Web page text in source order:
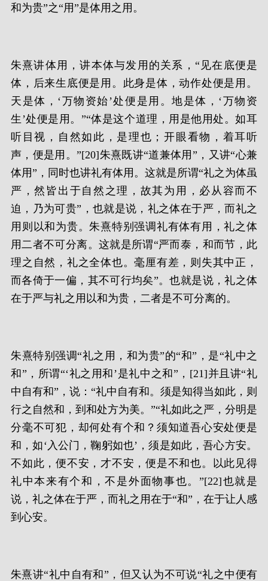
和为贵”之“用”是体用之用。
朱熹讲体用，讲本体与发用的关系，“见在底便是
体，后来生底便是用。此身是体，动作处便是用。
天是体，‘万物资始’处便是用。地是体，‘万物资
生’处便是用。”“体是这个道理，用是他用处。如耳
听目视，自然如此，是理也；开眼看物，着耳听
声，便是用。”[20]朱熹既讲“道兼体用”，又讲“心兼
体用”，同时也讲礼有体用。这就是所谓“礼之为体虽
严，然皆出于自然之理，故其为用，必从容而不
迫，乃为可贵”，也就是说，礼之体在于严，而礼之
用则以和为贵。朱熹特别强调礼有体有用，礼之体
用二者不可分离。这就是所谓“严而泰，和而节，此
理之自然，礼之全体也。毫厘有差，则失其中正，
而各倚于一偏，其不可行均矣”。也就是说，礼之体
在于严与礼之用以和为贵，二者是不可分离的。
朱熹特别强调“礼之用，和为贵”的“和”，是“礼中之
和”，所谓“‘礼之用和’是礼中之和”，[21]并且讲“礼
中自有和”，说：“礼中自有和。须是知得当如此，则
行之自然和，到和处方为美。”“礼如此之严，分明是
分毫不可犯，却何处有个和？须知道吾心安处便是
和，如‘入公门，鞠躬如也’，须是如此，吾心方安。
不如此，便不安，才不安，便是不和也。以此见得
礼中本来有个和，不是外面物事也。”[22]也就是
说，礼之体在于严，而礼之用在于“和”，在于让人感
到心安。
朱熹讲“礼中自有和”，但又认为不可说“礼之中便有